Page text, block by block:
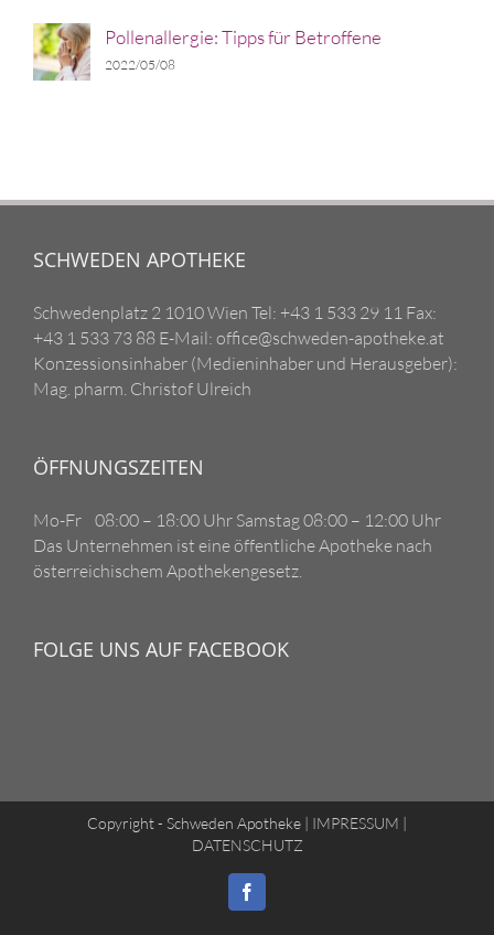
Pollenallergie: Tipps für Betroffene
2022/05/08
SCHWEDEN APOTHEKE
Schwedenplatz 2 1010 Wien Tel: +43 1 533 29 11 Fax:
+43 1 533 73 88 E-Mail: office@schweden-apotheke.at
Konzessionsinhaber (Medieninhaber und Herausgeber):
Mag. pharm. Christof Ulreich
ÖFFNUNGSZEITEN
Mo-Fr 08:00 – 18:00 Uhr Samstag 08:00 – 12:00 Uhr
Das Unternehmen ist eine öffentliche Apotheke nach
österreichischem Apothekengesetz.
FOLGE UNS AUF FACEBOOK
Copyright - Schweden Apotheke | IMPRESSUM |
DATENSCHUTZ